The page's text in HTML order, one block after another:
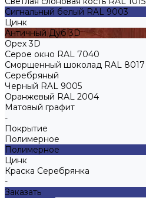
Сигнальный белый RAL 9003
Цинк
Античный Дуб 3D
Орех 3D
Серое окно RAL 7040
Сморщенный шоколад RAL 8017
Серебряный
Черный RAL 9005
Оранжевый RAL 2004
Матовый графит
-
Покрытие
Полимерное
Полимерное
Цинк
Краска Серебрянка
-
Заказать